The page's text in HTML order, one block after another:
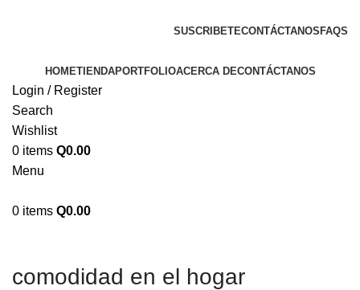
SUSCRIBETECONTÁCTANOS FAQS
HOMETIENDAPORTFOLIOACERCA DECONTÁCTANOS
Login / Register
Search
Wishlist
0 items Q0.00
Menu
0 items Q0.00
comodidad en el hogar